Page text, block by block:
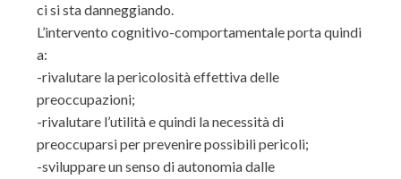
ci si sta danneggiando.
L’intervento cognitivo-comportamentale porta quindi
a:
-rivalutare la pericolosità effettiva delle
preoccupazioni;
-rivalutare l’utilità e quindi la necessità di
preoccuparsi per prevenire possibili pericoli;
-sviluppare un senso di autonomia dalle